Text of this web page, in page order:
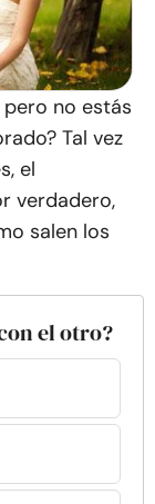
no estás
Tal vez
el
verdadero,
salen los
el otro?